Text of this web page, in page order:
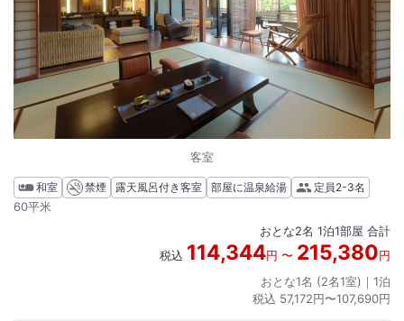
客室
和室 禁煙 露天風呂付き客室 部屋に温泉給湯 定員2-3名
60平米
おとな2名 1泊1部屋 合計
税込 114,344円 〜 215,380円
おとな1名 (2名1室)｜ 1泊
税込 57,172円〜107,690円